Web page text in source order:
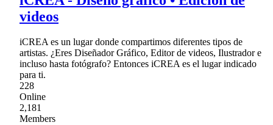
videos
iCREA es un lugar donde compartimos diferentes tipos de
artistas. ¿Eres Diseñador Gráfico, Editor de videos, Ilustrador e
incluso hasta fotógrafo? Entonces iCREA es el lugar indicado
para ti.
228
Online
2,181
Members